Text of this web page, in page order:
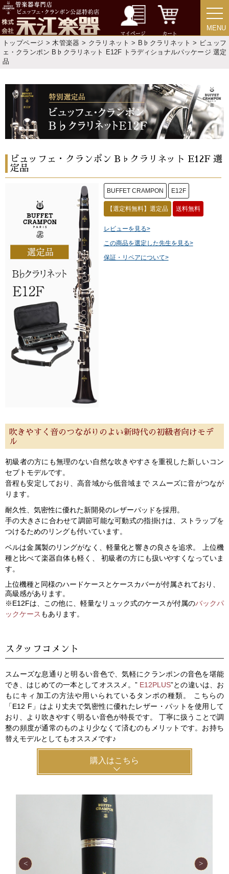
マイページ カート
MENU
MENU
トップページ >木管楽器 > クラリネット > B♭クラリネット > ビュッフ
ェ・クランポン B♭クラリネット E12F トラディショナルパッケージ 選定
品
ビュッフェ・クランポン B♭クラリネット E12F 選
定品
BUFFET CRAMPON E12F
【選定料無料】選定品 送料無料
レビューを見る>
この商品を選定した先生を見る>
保証・リペアについて>
吹きやすく音のつながりのよい新時代の初級者向けモデ
ル
初級者の方にも無理のない自然な吹きやすさを重視した新しいコン
セプトモデルです。
音程も安定しており、高音域から低音域まで スムーズに音がつなが
ります。
耐久性、気密性に優れた新開発のレザーパッドを採用。
手の大きさに合わせて調節可能な可動式の指掛けは、ストラップを
つけるためのリングも付いています。
ベルは金属製のリングがなく、軽量化と響きの良さを追求。 上位機
種と比べて楽器自体も軽く、 初級者の方にも扱いやすくなっていま
す。
上位機種と同様のハードケースとケースカバーが付属されており、
高級感があります。
※E12Fは、この他に、軽量なリュック式のケースが付属のバックパ
ックケース もあります。
スタッフコメント
スムーズな息通りと明るい音色で、気軽にクランポンの音色を堪能
でき、はじめての一本としてオススメ。” E12PLUS”との違いは、お
もにキィ加工の方法や用いられているタンポの種類。 こちらの
「E12 F」はより丈夫で気密性に優れたレザー・パットを使用して
おり、より吹きやすく明るい音色が特長です。 丁寧に扱うことで調
整の頻度が通常のものより少なくて済むのもメリットです。お持ち
替えモデルとしてもオススメです♪
購入はこちら